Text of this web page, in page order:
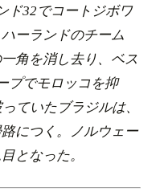
ド32でコートジボワ
ーランドのチーム
角を消し去り、ベス
プでモロッコを抑
ていたブラジルは、
につく。ノルウェー
となった。